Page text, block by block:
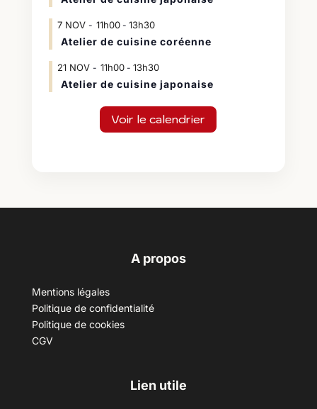
7 NOV 11h00- 13h30
Atelier de cuisine coréenne
21 NOV 11h00- 13h30
Atelier de cuisine japonaise
Voir le calendrier
A propos
Mentions légales
Politique de confidentialité
Politique de cookies
CGV
Lien utile